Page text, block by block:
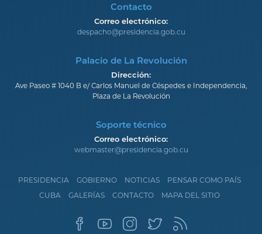
Contacto
Correo electrónico:
despacho@presidencia.gob.cu
Palacio de La Revolución
Dirección:
Ave Paseo # 1040 B e/ Carlos Manuel de Céspedes e Independencia,
Plaza de La Revolución
Soporte técnico
Correo electrónico:
webmaster@presidencia.gob.cu
PRESIDENCIA GOBIERNO NOTICIAS
PENSAR COMO PAÍS
CUBA
GALERÍAS CONTACTO MAPA DEL SITIO